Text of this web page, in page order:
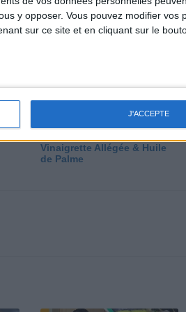
y opposer. Vous pouvez modifier vos
sur ce site et en cliquant sur le
J'ACCEPTE
Vinaigrette Allégée & Huile
de Palme